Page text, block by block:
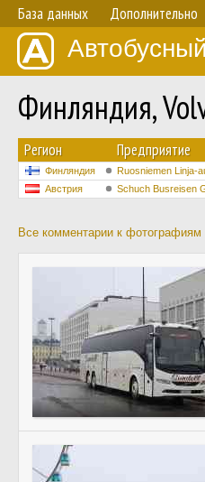
База данных Дополнительно
Финляндия,
Регион Предприятие
Финляндия Ruosniemen Linja-
Австрия Schuch Busreisen
Все комментарии к фотографиям